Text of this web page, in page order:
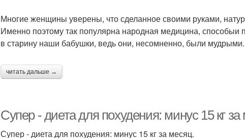
Многие женщины уверены, что сделанное своими руками,
Именно поэтому так популярна народная медицина, способыи
в старину наши бабушки, ведь они, несомненно, были мудрыми.
читать дальше →
Супер - диета для похудения: минус 15 кг за
Супер - диета для похудения: минус 15 кг за месяц.